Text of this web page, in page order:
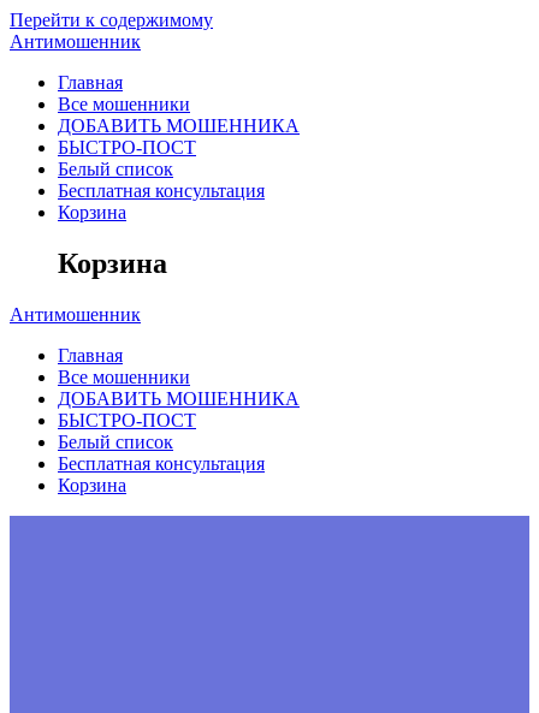
Перейти к содержимому
Антимошенник
Главная
Все мошенники
ДОБАВИТЬ МОШЕННИКА
БЫСТРО-ПОСТ
Белый список
Бесплатная консультация
Корзина
Корзина
Антимошенник
Главная
Все мошенники
ДОБАВИТЬ МОШЕННИКА
БЫСТРО-ПОСТ
Белый список
Бесплатная консультация
Корзина